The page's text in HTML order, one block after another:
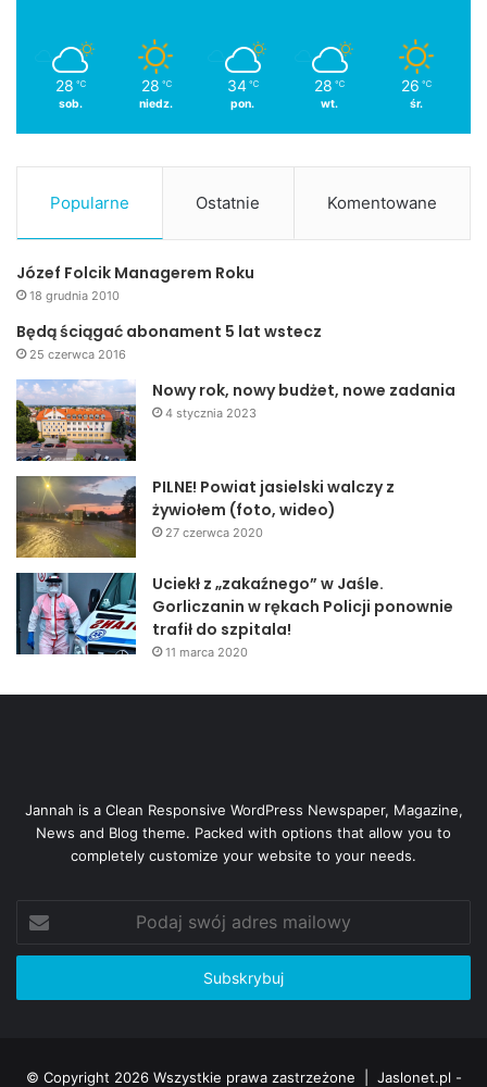
28 ℃
sob.
28 ℃
niedz.
34 ℃
pon.
28 ℃
wt.
26 ℃
śr.
Popularne Ostatnie Komentowane
Józef Folcik Managerem Roku
18 grudnia 2010
Będą ściągać abonament 5 lat wstecz
25 czerwca 2016
Nowy rok, nowy budżet, nowe zadania
4 stycznia 2023
PILNE! Powiat jasielski walczy z
żywiołem (foto, wideo)
27 czerwca 2020
Uciekł z „zakaźnego” w Jaśle.
Gorliczanin w rękach Policji ponownie
trafił do szpitala!
11 marca 2020
Jannah is a Clean Responsive WordPress Newspaper, Magazine,
News and Blog theme. Packed with options that allow you to
completely customize your website to your needs.
Podaj
swój
adres
© Copyright 2026 Wszystkie prawa zastrzeżone | Jaslonet.pl -